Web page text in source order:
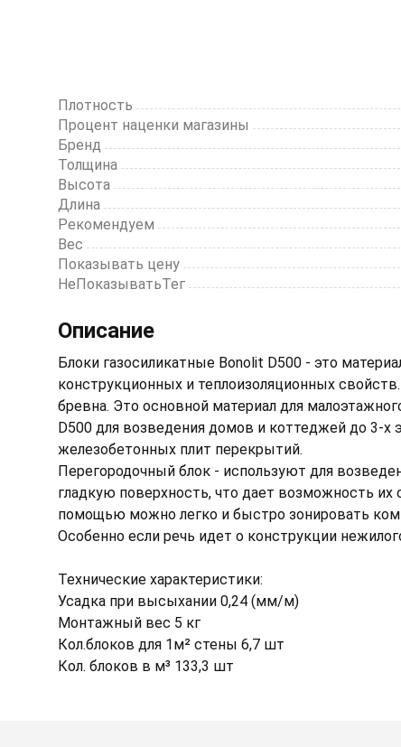
Плотность
Процент наценки магазины
Бренд
Толщина
Высота
Длина
Рекомендуем
Вес
Показывать цену
НеПоказыватьТег
Описание
Блоки газосиликатные Bonolit D500 - это
конструкционных и теплоизоляционных
бревна. Это основной материал для
D500 для возведения домов и коттеджей до 3-
железобетонных плит перекрытий.
Перегородочный блок - используют для
гладкую поверхность, что дает возможность
помощью можно легко и быстро зонировать
Особенно если речь идет о конструкции
Технические характеристики:
Усадка при высыхании 0,24 (мм/м)
Монтажный вес 5 кг
Кол.блоков для 1м² стены 6,7 шт
Кол. блоков в м³ 133,3 шт